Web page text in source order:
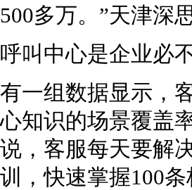
500多万。”天津深
呼叫中心是企业必
有一组数据显示，
心知识的场景覆盖
说，客服每天要解
训，快速掌握100